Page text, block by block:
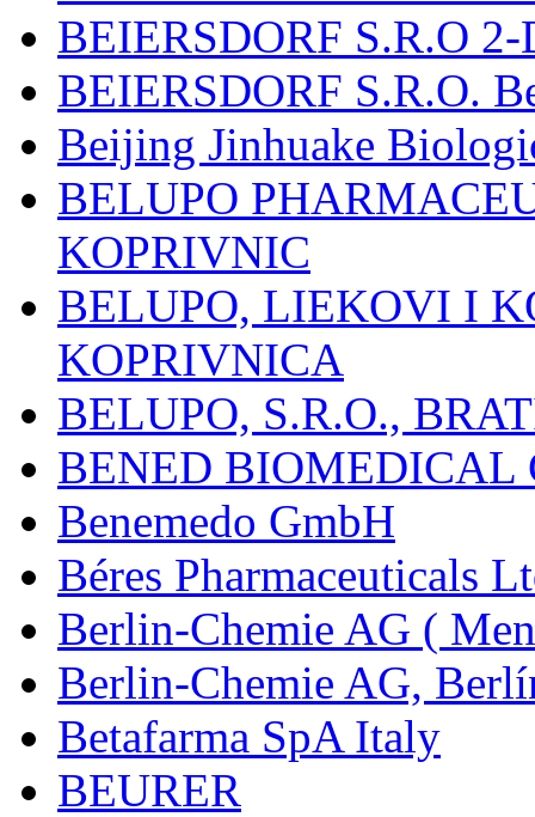
BEIERSDORF S.R.O
BEIERSDORF S.R.O.
Beijing Jinhuake
BELUPO
KOPRIVNIC
BELUPO, LIEKOVI I
KOPRIVNICA
BELUPO, S.R.O.,
BENED BIOMEDICAL
Benemedo GmbH
Béres Pharmaceuticals
Berlin-Chemie AG (
Berlin-Chemie AG,
Betafarma SpA Italy
BEURER